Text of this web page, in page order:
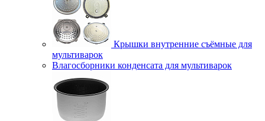
Крышки внутренние съёмные для
мультиварок
Влагосборники конденсата для мультиварок